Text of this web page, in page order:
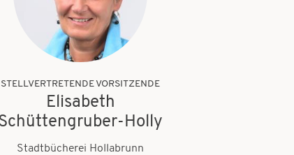
STELLVERTRETENDE VORSITZENDE
Elisabeth
Holly
Stadtbücherei Hollabrunn